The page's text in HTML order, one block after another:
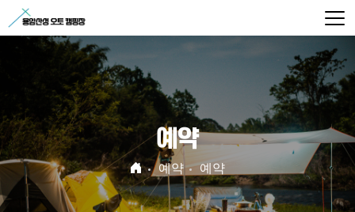
예약
예약 예약